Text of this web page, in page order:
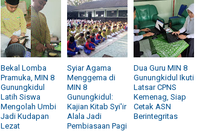
Bekal Lomba
Pramuka, MIN 8
Gunungkidul
Latih Siswa
Mengolah Umbi
Jadi Kudapan
Lezat
Syiar Agama
Menggema di
MIN 8
Gunungkidul:
Kajian Kitab Syi'ir
Alala Jadi
Pembiasaan Pagi
Dua Guru MIN 8
Gunungkidul Ikuti
Latsar CPNS
Kemenag, Siap
Cetak ASN
Berintegritas